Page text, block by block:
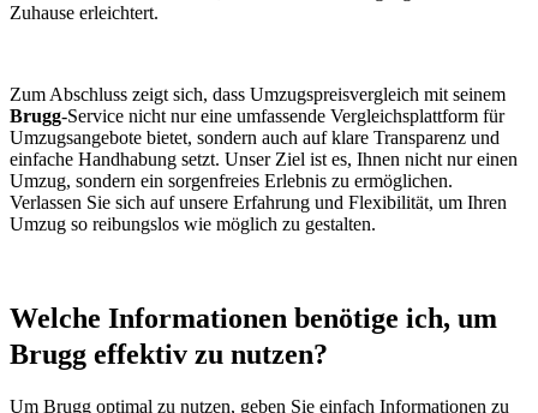
Zuhause erleichtert.
Zum Abschluss zeigt sich, dass Umzugspreisvergleich mit seinem
Brugg-Service nicht nur eine umfassende Vergleichsplattform für
Umzugsangebote bietet, sondern auch auf klare Transparenz und
einfache Handhabung setzt. Unser Ziel ist es, Ihnen nicht nur einen
Umzug, sondern ein sorgenfreies Erlebnis zu ermöglichen.
Verlassen Sie sich auf unsere Erfahrung und Flexibilität, um Ihren
Umzug so reibungslos wie möglich zu gestalten.
Welche Informationen benötige ich, um
Brugg effektiv zu nutzen?
Um Brugg optimal zu nutzen, geben Sie einfach Informationen zu